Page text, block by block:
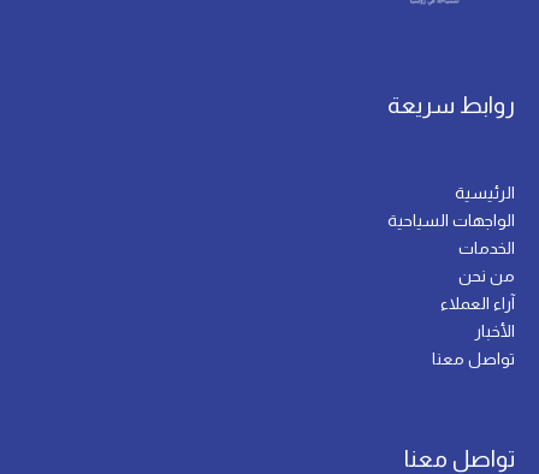
روابط سريعة
الرئيسية
الواجهات السياحية
الخدمات
من نحن
آراء العملاء
الأخبار
تواصل معنا
تواصل معنا